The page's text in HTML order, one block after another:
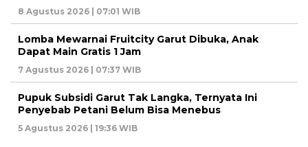
8 Agustus 2026 | 07:01 WIB
Lomba Mewarnai Fruitcity Garut Dibuka, Anak
Dapat Main Gratis 1 Jam
7 Agustus 2026 | 07:37 WIB
Pupuk Subsidi Garut Tak Langka, Ternyata Ini
Penyebab Petani Belum Bisa Menebus
5 Agustus 2026 | 19:36 WIB